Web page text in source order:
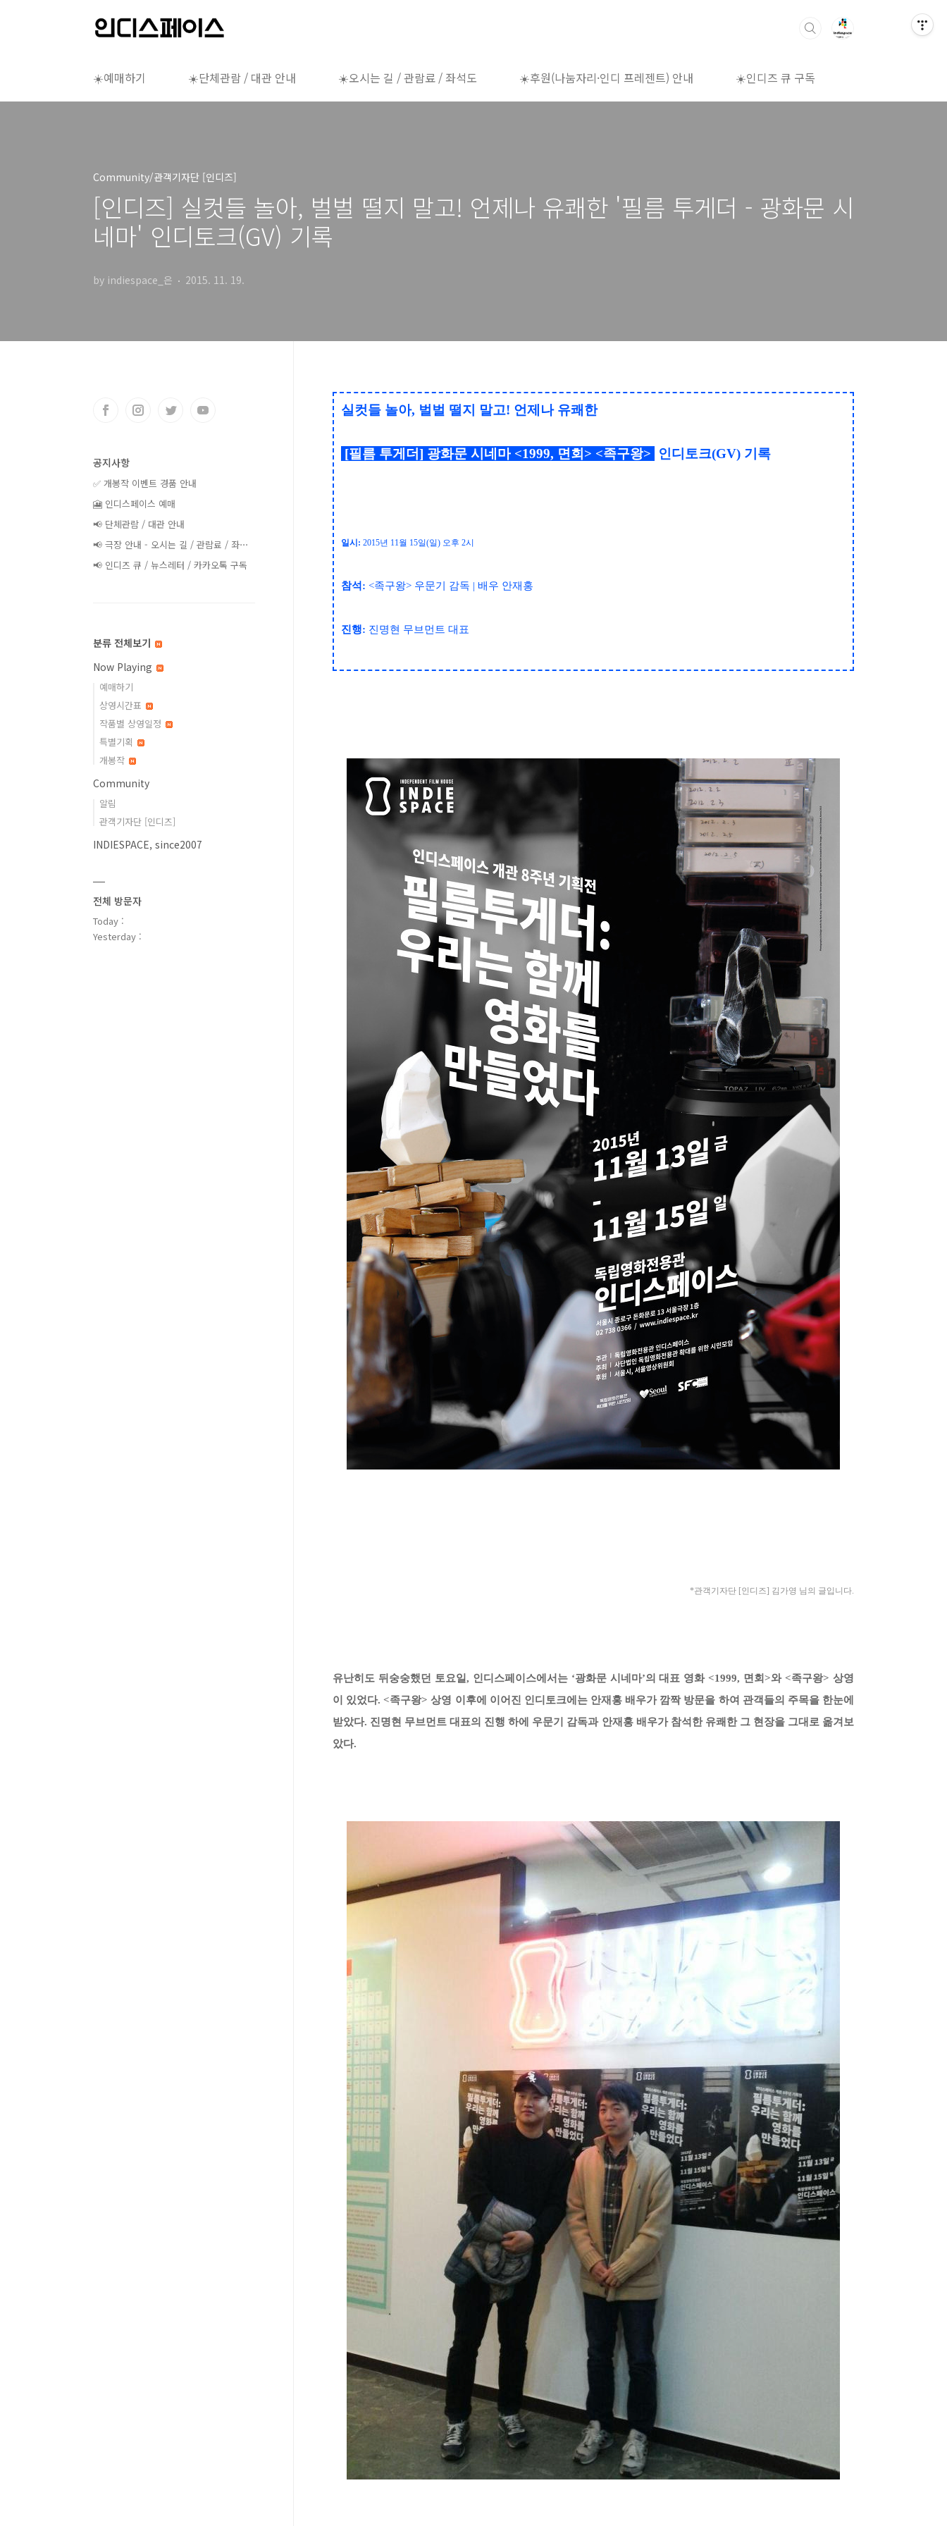
☀️예매하기 ☀️단체관람 / 대관 안내 ☀️오시는 길 / 관람료 / 좌석도 ☀️후원(나눔자리·인디 프레젠트) 안내 ☀️인디즈 큐 구독
Community/관객기자단 [인디즈]
[인디즈] 실컷들 놀아, 벌벌 떨지 말고! 언제나 유쾌한 '필름 투게더 - 광화문 시
네마' 인디토크(GV) 기록
by indiespace_은 2015. 11. 19.
실컷들 놀아, 벌벌 떨지 말고! 언제나 유쾌한
[필름 투게더] 광화문 시네마 <1999, 면회> <족구왕> 인디토크(GV) 기 록
일시: 2015년 11월 15일(일) 오후 2시
참석: <족구왕> 우문기 감독 | 배우 안재홍
진행: 진명현 무브먼트 대표
*관객기자단 [인디즈] 김가영 님의 글입니다.
유난히도 뒤숭숭했던 토요일, 인디스페이스에서는 ‘광화문 시네마’의 대표 영화 <1999, 면회>와 <족구왕> 상영
이 있었다. <족구왕> 상영 이후에 이어진 인디토크에는 안재홍 배우가 깜짝 방문을 하여 관객들의 주목을 한눈에
받았다. 진명현 무브먼트 대표의 진행 하에 우문기 감독과 안재홍 배우가 참석한 유쾌한 그 현장을 그대로 옮겨보
았다.
공지사항
✅ 개봉작 이벤트 경품 안내
🎦 인디스페이스 예매
📢 단체관람 / 대관 안내
📢 극장 안내 - 오시는 길 / 관람료 / 좌⋯
📢 인디즈 큐 / 뉴스레터 / 카카오톡 구독
분류 전체보기
Now Playing
예매하기
상영시간표
작품별 상영일정
특별기획
개봉작
Community
알림
관객기자단 [인디즈]
INDIESPACE, since2007
전체 방문자
Today :
Yesterday :